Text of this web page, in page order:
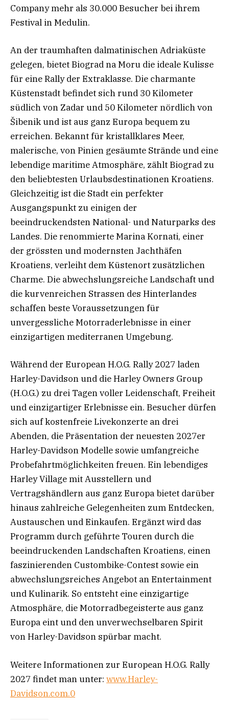
Company mehr als 30.000 Besucher bei ihrem
Festival in Medulin.
An der traumhaften dalmatinischen Adriaküste
gelegen, bietet Biograd na Moru die ideale Kulisse
für eine Rally der Extraklasse. Die charmante
Küstenstadt befindet sich rund 30 Kilometer
südlich von Zadar und 50 Kilometer nördlich von
Šibenik und ist aus ganz Europa bequem zu
erreichen. Bekannt für kristallklares Meer,
malerische, von Pinien gesäumte Strände und eine
lebendige maritime Atmosphäre, zählt Biograd zu
den beliebtesten Urlaubsdestinationen Kroatiens.
Gleichzeitig ist die Stadt ein perfekter
Ausgangspunkt zu einigen der
beeindruckendsten National- und Naturparks des
Landes. Die renommierte Marina Kornati, einer
der grössten und modernsten Jachthäfen
Kroatiens, verleiht dem Küstenort zusätzlichen
Charme. Die abwechslungsreiche Landschaft und
die kurvenreichen Strassen des Hinterlandes
schaffen beste Voraussetzungen für
unvergessliche Motorraderlebnisse in einer
einzigartigen mediterranen Umgebung.
Während der European H.O.G. Rally 2027 laden
Harley-Davidson und die Harley Owners Group
(H.O.G.) zu drei Tagen voller Leidenschaft, Freiheit
und einzigartiger Erlebnisse ein. Besucher dürfen
sich auf kostenfreie Livekonzerte an drei
Abenden, die Präsentation der neuesten 2027er
Harley-Davidson Modelle sowie umfangreiche
Probefahrtmöglichkeiten freuen. Ein lebendiges
Harley Village mit Ausstellern und
Vertragshändlern aus ganz Europa bietet darüber
hinaus zahlreiche Gelegenheiten zum Entdecken,
Austauschen und Einkaufen. Ergänzt wird das
Programm durch geführte Touren durch die
beeindruckenden Landschaften Kroatiens, einen
faszinierenden Custombike-Contest sowie ein
abwechslungsreiches Angebot an Entertainment
und Kulinarik. So entsteht eine einzigartige
Atmosphäre, die Motorradbegeisterte aus ganz
Europa eint und den unverwechselbaren Spirit
von Harley-Davidson spürbar macht.
Weitere Informationen zur European H.O.G. Rally
2027 findet man unter: www.Harley-
Davidson.com.0